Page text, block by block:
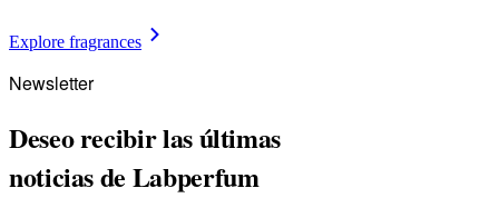
Explore fragrances
Newsletter
Deseo recibir las últimas
noticias de Labperfum